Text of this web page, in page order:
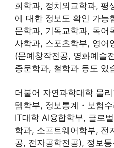
회학과, 정치외교학과, 평
에 대한 정보도 확인 가능
문학과, 기독교학과, 독어
사학과, 스포츠학부, 영어
(문예창작전공, 영화예술
중문학과, 철학과 등도 있
더불어 자연과학대학 물
템학부, 정보통계・보험
IT대학 AI융합학부, 글로
학과, 소프트웨어학부, 전
공, 전자공학전공), 정보